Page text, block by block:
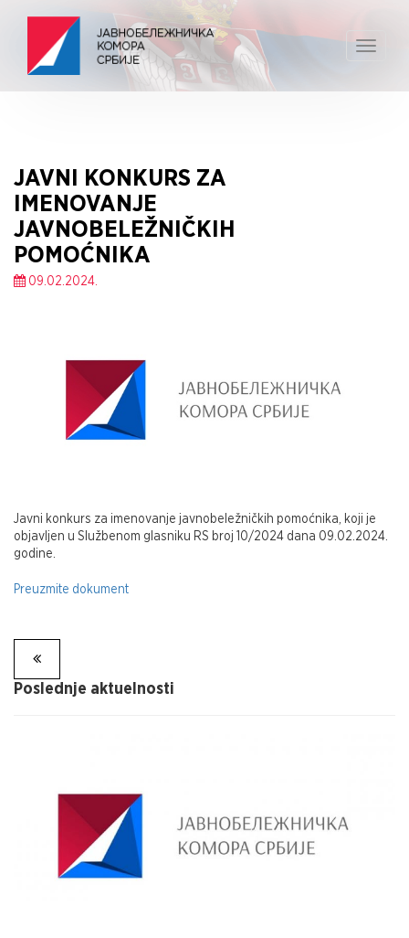
Toggle
JAVNI KONKURS ZA
IMENOVANJE
JAVNOBELEŽNIČKIH
POMOĆNIKA
09.02.2024.
Javni konkurs za imenovanje javnobeležničkih pomoćnika, koji je
objavljen u Službenom glasniku RS broj 10/2024 dana 09.02.2024.
godine.
Preuzmite dokument
Poslednje aktuelnosti